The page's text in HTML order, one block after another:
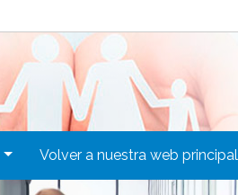
Volver a nuestra web principal